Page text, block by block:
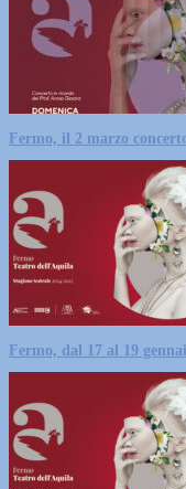
Fermo, il 2 marzo
Fermo, dal 17 al 19